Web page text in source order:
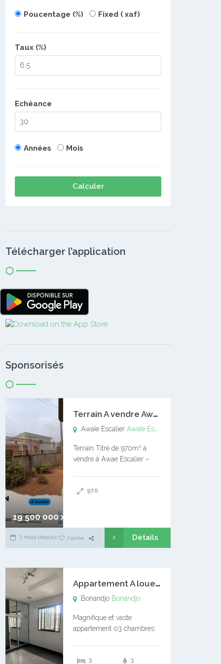
Poucentage (%) Fixed ( xaf)
Taux (%)
Echéance
Années Mois
Calculer
Télécharger l’application
Sponsorisés
19 500 000 xaf
T
errain A vendre Awaïe Escalier
Awaïe EscalierAwaïe Escalier
Terrain Titré de 970m² à
vendre à Awae Escalier –
l’Université Catholique –
970
7 mois depuis J'aime Détails
A
ppartement A louer Bonandjo
Bonandjo Bonandjo
Magnifique et vaste
appartement 03 chambres
douches 01 vaste salon 01
3
3